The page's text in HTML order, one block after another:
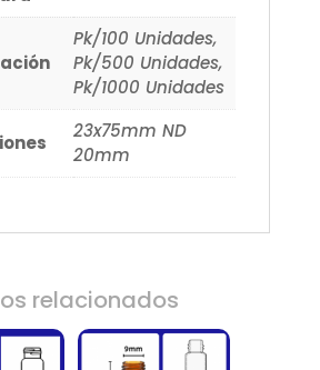
Pk/100 Unidades,
Pk/500 Unidades,
Pk/1000 Unidades
23x75mm ND
20mm
relacionados